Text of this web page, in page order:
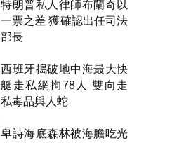
特朗普私人律師布蘭奇以
一票之差 獲確認出任司法
部長
西班牙搗破地中海最大快
艇走私網拘78人 雙向走
私毒品與人蛇
卑詩海底森林被海膽吃光